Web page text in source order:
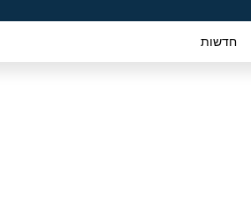
חדשות